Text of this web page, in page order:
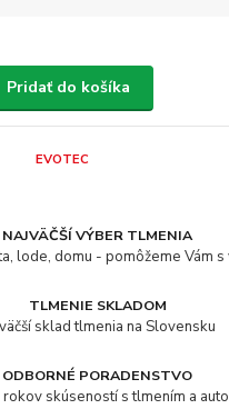
Pridať do košíka
EVOTEC
NAJVÄČŠÍ VÝBER TLMENIA
lode, domu - pomôžeme Vám
TLMENIE SKLADOM
sklad tlmenia na Slovensku
ODBORNÉ PORADENSTVO
skúseností s tlmením a